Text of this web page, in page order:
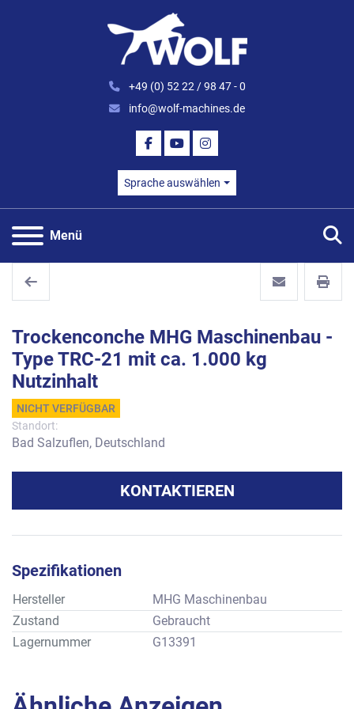
+49 (0) 52 22 / 98 47 - 0
info@wolf-machines.de
FACEBOOK
YOUTUBEINSTAGRAM
Sprache auswählen
Menü
Trockenconche MHG Maschinenbau -
Type TRC-21 mit ca. 1.000 kg
Nutzinhalt
NICHT VERFÜGBAR
Standort:
Bad Salzuflen, Deutschland
KONTAKTIEREN
Spezifikationen
Hersteller
MHG Maschinenbau
Zustand
Gebraucht
Lagernummer
G13391